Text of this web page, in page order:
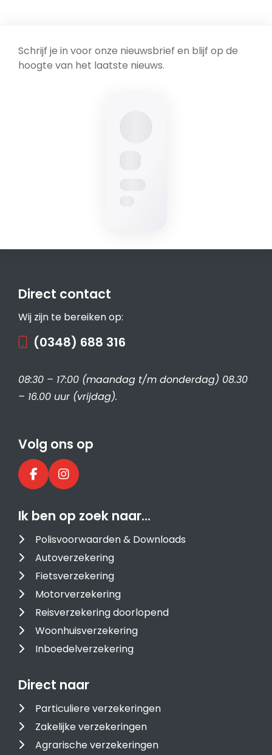
Schrijf je in voor onze nieuwsbrief en blijf op de
hoogte van het laatste nieuws.
Direct contact
Wij zijn te bereiken op:
(0348) 688 316
08:30 – 17:00 (maandag t/m donderdag) 08.30
– 16.00 uur (vrijdag).
Volg ons op
Ik ben op zoek naar…
Polisvoorwaarden & Downloads
Autoverzekering
Fietsverzekering
Motorverzekering
Reisverzekering doorlopend
Woonhuisverzekering
Inboedelverzekering
Direct naar
Particuliere verzekeringen
Zakelijke verzekeringen
Agrarische verzekeringen